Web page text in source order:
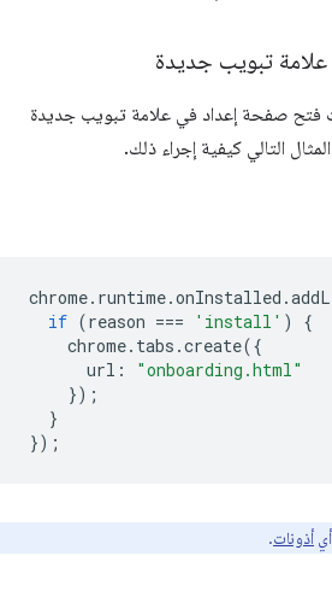
تبويب جديدة
فتح صفحة إعداد في علامة تبويب جديدة
التالي كيفية إجراء ذلك.
chrome. runtime.onInstalled .
if (reason === 'install' )
{
chrome. tabs .create({
url :
"onboarding.html"
});
}
});
أذونات.